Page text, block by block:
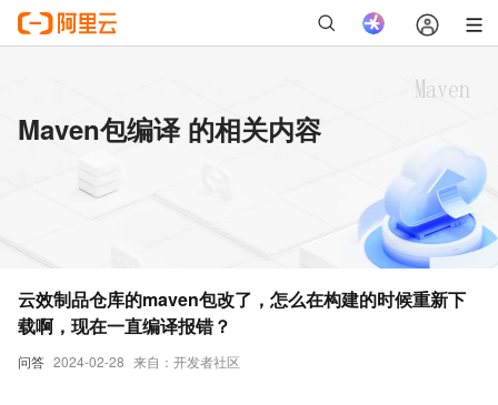
Maven包编译 的相关内容
问答 2024-02-28 来自：开发者社区
云效制品仓库的maven包改了，怎么在构建的时候重新下
载啊，现在一直编译报错？